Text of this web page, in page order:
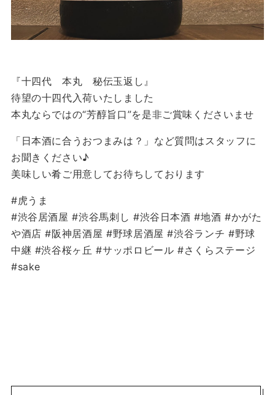
『十四代 本丸 秘伝玉返し』
待望の十四代入荷いたしました️
本丸ならではの“芳醇旨口”を是非ご賞味くださいませ
「日本酒に合うおつまみは？」など質問はスタッフに
お聞きください♪
美味しい肴ご用意してお待ちしております
#虎うま
#渋谷居酒屋 #渋谷馬刺し #渋谷日本酒 #地酒 #かがた
や酒店 #阪神居酒屋 #野球居酒屋 #渋谷ランチ #野球
中継 #渋谷桜ヶ丘 #サッポロビール #さくらステージ
#sake